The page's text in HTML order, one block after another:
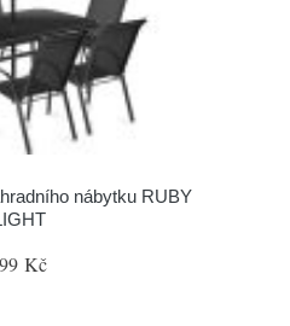
nábytku RUBY
Kč